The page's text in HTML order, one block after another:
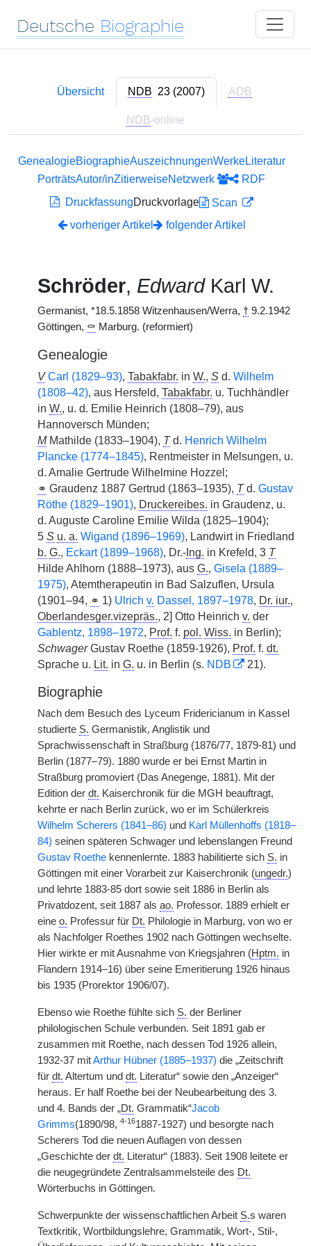
Deutsche Biographie
Übersicht NDB 23 (2007) ADB
NDB-online
GenealogieBiographieAuszeichnungenWerkeLiteratur
PorträtsAutor/inZitierweiseNetzwerk
RDF
DruckfassungDruckvorlage
Scan
vorheriger Artikel
folgender Artikel
Schröder, EdwardKarl W.
Germanist, *18.5.1858 Witzenhausen/Werra, † 9.2.1942
Göttingen, ⚰ Marburg. (reformiert)
Genealogie
V Carl (1829–93), Tabakfabr. in W., S d. Wilhelm
(1808–42), aus Hersfeld, Tabakfabr. u. Tuchhändler
in W., u. d. Emilie Heinrich (1808–79), aus
Hannoversch Münden;
MMathilde (1833–1904), Td. Henrich Wilhelm
Plancke (1774–1845), Rentmeister in Melsungen, u.
d. Amalie Gertrude Wilhelmine Hozzel;
⚭ Graudenz 1887 Gertrud (1863–1935), Td. Gustav
Röthe (1829–1901), Druckereibes. in Graudenz, u.
d. Auguste Caroline Emilie Wilda (1825–1904);
5 S u. a. Wigand (1896–1969), Landwirt in Friedland
b. G., Eckart (1899–1968), Dr.- Ing. in Krefeld, 3 T
Hilde Ahlhorn (1888–1973), aus G., Gisela (1889–
1975), Atemtherapeutin in Bad Salzuflen, Ursula
(1901–94, ⚭ 1) Ulrich v. Dassel, 1897–1978, Dr. iur.,
Oberlandesger.vizepräs., 2] Otto Heinrich v. der
Gablentz, 1898–1972, Prof. f. pol. Wiss. in Berlin);
SchwagerGustav Roethe (1859-1926), Prof. f. dt.
Sprache u. Lit. in G. u. in Berlin (s. NDB 21).
Biographie
Nach dem Besuch des Lyceum Fridericianum in Kassel
studierte S. Germanistik, Anglistik und
Sprachwissenschaft in Straßburg (1876/77, 1879-81) und
Berlin (1877–79). 1880 wurde er bei Ernst Martin in
Straßburg promoviert (Das Anegenge, 1881). Mit der
Edition der dt. Kaiserchronik für die MGH beauftragt,
kehrte er nach Berlin zurück, wo er im Schülerkreis
Wilhelm Scherers (1841–86) und Karl Müllenhoffs (1818–
84) seinen späteren Schwager und lebenslangen Freund
Gustav Roethe kennenlernte. 1883 habilitierte sich S. in
Göttingen mit einer Vorarbeit zur Kaiserchronik (ungedr.)
und lehrte 1883-85 dort sowie seit 1886 in Berlin als
Privatdozent, seit 1887 als ao. Professor. 1889 erhielt er
eine o. Professur für Dt. Philologie in Marburg, von wo er
als Nachfolger Roethes 1902 nach Göttingen wechselte.
Hier wirkte er mit Ausnahme von Kriegsjahren (Hptm. in
Flandern 1914–16) über seine Emeritierung 1926 hinaus
bis 1935 (Prorektor 1906/07).
Ebenso wie Roethe fühlte sich S. der Berliner
philologischen Schule verbunden. Seit 1891 gab er
zusammen mit Roethe, nach dessen Tod 1926 allein,
1932-37 mitArthur Hübner (1885–1937) die „Zeitschrift
für dt. Altertum und dt. Literatur“ sowie den „Anzeiger“
heraus. Er half Roethe bei der Neubearbeitung des 3.
und 4. Bands der „Dt. Grammatik“Jacob
Grimms(1890/98, 4-161887-1927) und besorgte nach
Scherers Tod die neuen Auflagen von dessen
„Geschichte der dt. Literatur“ (1883). Seit 1908 leitete er
die neugegründete Zentralsammelsteile des Dt.
Wörterbuchs in Göttingen.
Schwerpunkte der wissenschaftlichen Arbeit S.s waren
Textkritik, Wortbildungslehre, Grammatik, Wort-, Stil-,